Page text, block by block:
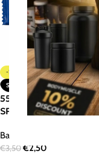
-29%
SOLD OUT
55 PROTEIN BAR 55 g
SPORT
Barrette proteiche/
€3,50€2,50